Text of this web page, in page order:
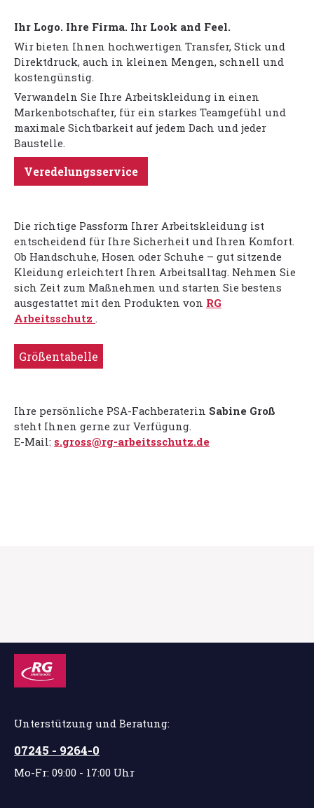
Ihr Logo. Ihre Firma. Ihr Look and Feel.
Wir bieten Ihnen hochwertigen Transfer, Stick und
Direktdruck, auch in kleinen Mengen, schnell und
kostengünstig.
Verwandeln Sie Ihre Arbeitskleidung in einen
Markenbotschafter, für ein starkes Teamgefühl und
maximale Sichtbarkeit auf jedem Dach und jeder
Baustelle.
Veredelungsservice
Die richtige Passform Ihrer Arbeitskleidung ist
entscheidend für Ihre Sicherheit und Ihren Komfort.
Ob Handschuhe, Hosen oder Schuhe – gut sitzende
Kleidung erleichtert Ihren Arbeitsalltag. Nehmen Sie
sich Zeit zum Maßnehmen und starten Sie bestens
ausgestattet mit den Produkten von RG
Arbeitsschutz .
Größentabelle
Ihre persönliche PSA-Fachberaterin Sabine Groß
steht Ihnen gerne zur Verfügung.
E-Mail: s.gross@rg-arbeitsschutz.de
Unterstützung und Beratung:
07245 - 9264-0
Mo-Fr: 09:00 - 17:00 Uhr